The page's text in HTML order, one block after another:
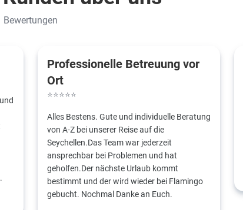
Bewertungen
Professionelle Betreuung vor
Ort
⭐⭐⭐⭐⭐
Alles Bestens. Gute und individuelle Beratung
von A-Z bei unserer Reise auf die
Seychellen.Das Team war jederzeit
ansprechbar bei Problemen und hat
geholfen.Der nächste Urlaub kommt
bestimmt und der wird wieder bei Flamingo
gebucht. Nochmal Danke an Euch.